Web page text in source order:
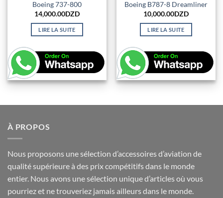
Boeing 737-800
14,000.00DZD
LIRE LA SUITE
Boeing B787-8 Dreamliner
10,000.00DZD
LIRE LA SUITE
À PROPOS
Nous proposons une sélection d’accessoires d’aviation de
qualité supérieure à des prix compétitifs dans le monde
entier. Nous avons une sélection unique d’articles où vous
pourriez et ne trouveriez jamais ailleurs dans le monde.